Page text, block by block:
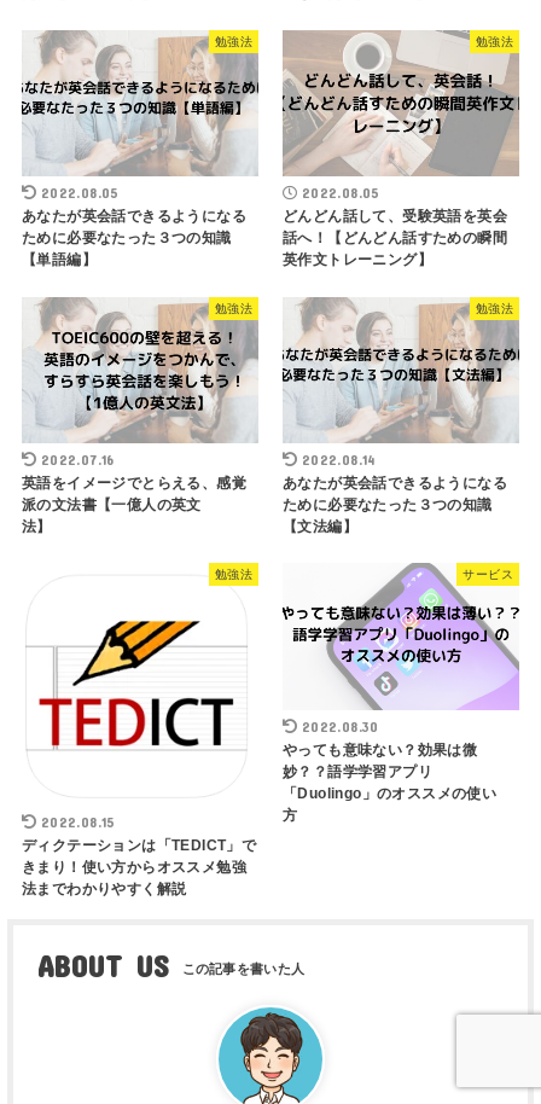
勉強法
2022.08.05
あなたが英会話できるようになる
ために必要なたった３つの知識
【単語編】
勉強法
2022.08.05
どんどん話して、受験英語を英会
話へ！【どんどん話すための瞬間
英作文トレーニング】
勉強法
2022.07.16
英語をイメージでとらえる、感覚
派の文法書【一億人の英文
法】
勉強法
2022.08.14
あなたが英会話できるようになる
ために必要なたった３つの知識
【文法編】
勉強法
2022.08.15
ディクテーションは「TEDICT」で
きまり！使い方からオススメ勉強
法までわかりやすく解説
サービス
2022.08.30
やっても意味ない？効果は微
妙？？語学学習アプリ
「Duolingo」のオススメの使い
方
ABOUT US